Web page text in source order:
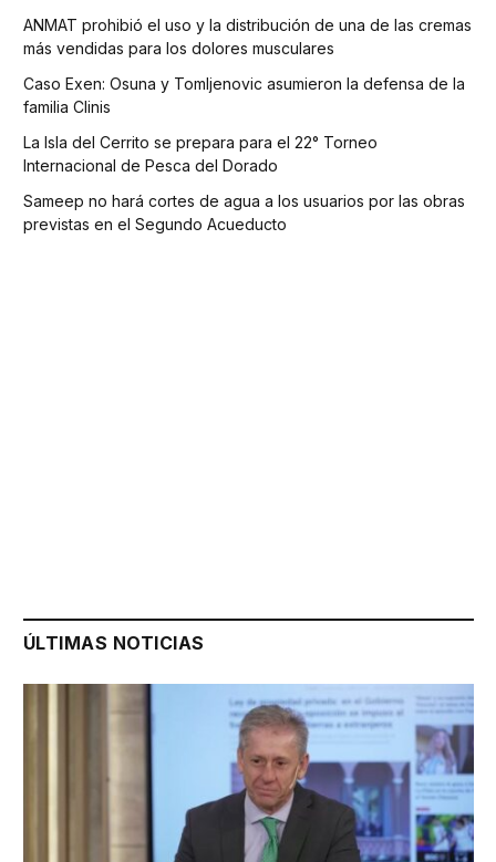
ANMAT prohibió el uso y la distribución de una de las cremas
más vendidas para los dolores musculares
Caso Exen: Osuna y Tomljenovic asumieron la defensa de la
familia Clinis
La Isla del Cerrito se prepara para el 22° Torneo
Internacional de Pesca del Dorado
Sameep no hará cortes de agua a los usuarios por las obras
previstas en el Segundo Acueducto
ÚLTIMAS NOTICIAS